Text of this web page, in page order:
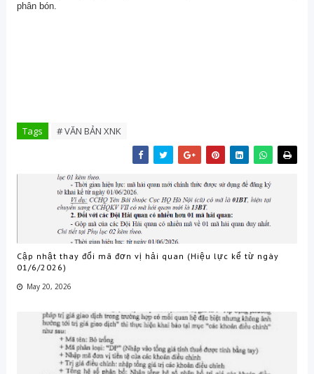
phân bón.
Tags # VĂN BẢN XNK
Cập nhật thay đổi mã đơn vị hải quan (Hiệu lực kể từ ngày
01/6/2026)
May 20, 2026